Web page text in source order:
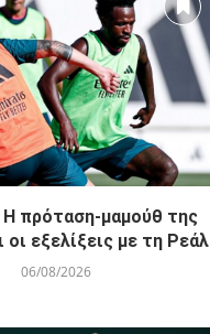
Η πρόταση-μαμούθ της
οι εξελίξεις με τη Ρεάλ
06/08/2026